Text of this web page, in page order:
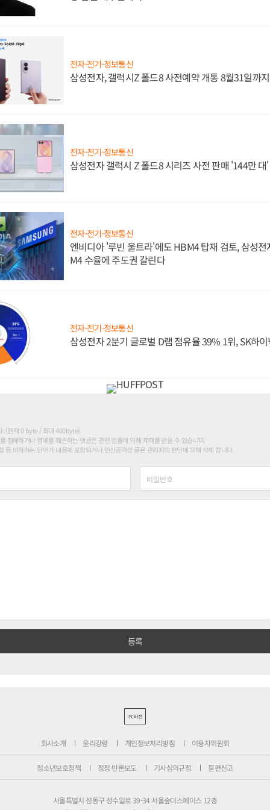
전자·전기·정보통신
삼성전자, 갤럭시Z 폴드8 사전예약 개통 8월31일까
전자·전기·정보통신
삼성전자 갤럭시 Z 폴드8 시리즈 사전 판매 '144만 대
전자·전기·정보통신
엔비디아 '루빈 울트라'에도 HBM4 탑재 검토, 삼성전
M4 수율에 주도권 갈린다
전자·전기·정보통신
삼성전자 2분기 글로벌 D램 점유율 39% 1위, SK하
. (현재 0 byte / 최대 400byte)
침해하거나 명예를 훼손하는 댓글은 관련 법률에 의해 제재를 받을 수 있습니다.
등 비하하는 단어가 내용에 포함되거나 인신공격성 글은 관리자의 판단에 의해 삭제 합니다.
PC버전
회사소개 윤리강령 개인정보처리방침 이용자위원회
청소년보호정책 정정·반론보도 기사심의규정 불편신고
서울특별시 성동구 성수일로 39-34 서울숲더스페이스 12층